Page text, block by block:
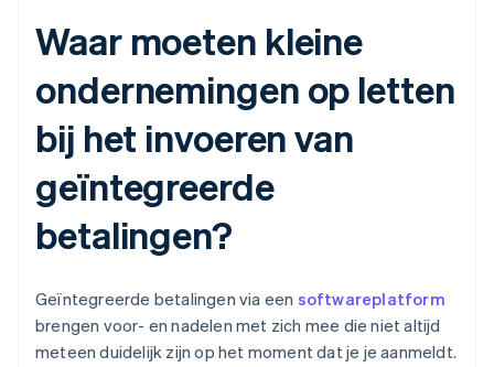
Waar moeten kleine
ondernemingen op letten
bij het invoeren van
geïntegreerde
betalingen?
Geïntegreerde betalingen via een softwareplatform
brengen voor- en nadelen met zich mee die niet altijd
meteen duidelijk zijn op het moment dat je je aanmeldt.